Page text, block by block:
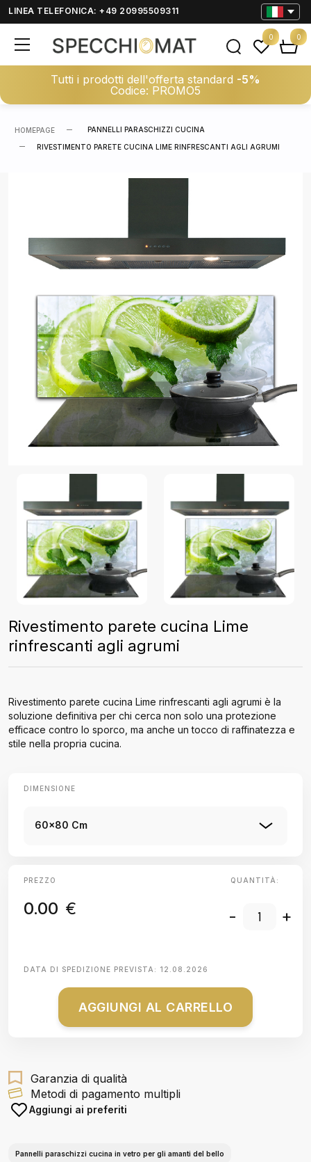
LINEA TELEFONICA: +49 20995509311
Tutti i prodotti dell'offerta standard -5%
Codice: PROMO5
0 0
HOMEPAGE PANNELLI PARASCHIZZI CUCINA
RIVESTIMENTO PARETE CUCINA LIME RINFRESCANTI AGLI AGRUMI
Rivestimento parete cucina Lime
rinfrescanti agli agrumi
Rivestimento parete cucina Lime rinfrescanti agli agrumi è la
soluzione definitiva per chi cerca non solo una protezione
efficace contro lo sporco, ma anche un tocco di raffinatezza e
stile nella propria cucina.
DIMENSIONE
60x80 Cm
PREZZO
0.00 €
QUANTITÀ:
- +
DATA DI SPEDIZIONE PREVISTA: 12.08.2026
AGGIUNGI AL CARRELLO
Garanzia di qualità
Metodi di pagamento multipli
Aggiungi ai preferiti
Pannelli paraschizzi cucina in vetro per gli amanti del bello